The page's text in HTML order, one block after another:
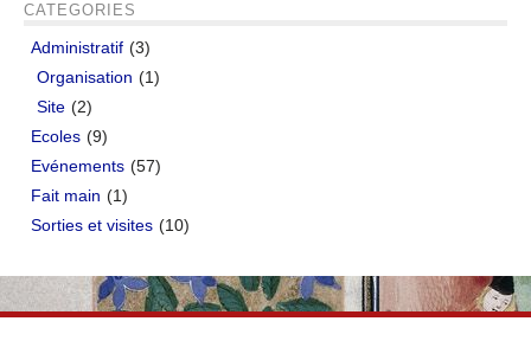
CATEGORIES
Administratif (3)
Organisation (1)
Site (2)
Ecoles (9)
Evénements (57)
Fait main (1)
Sorties et visites (10)